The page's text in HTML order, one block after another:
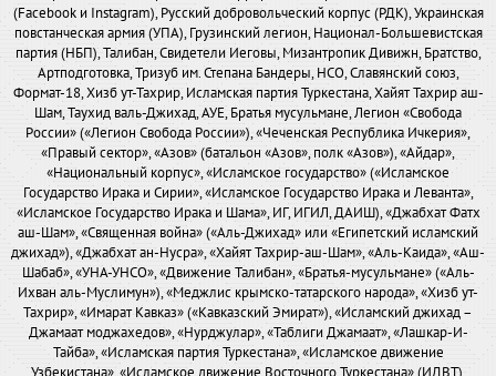
(Facebook и Instagram), Русский добровольческий корпус (РДК), Украинская
повстанческая армия (УПА), Грузинский легион, Национал-Большевистская
партия (НБП), Талибан, Свидетели Иеговы, Мизантропик Дивижн, Братство,
Артподготовка, Тризуб им. Степана Бандеры, НСО, Славянский союз,
Формат-18, Хизб ут-Тахрир, Исламская партия Туркестана, Хайят Тахрир аш-
Шам, Таухид валь-Джихад, АУЕ, Братья мусульмане, Легион «Свобода
России» («Легион Свобода России»), «Чеченская Республика Ичкерия»,
«Правый сектор», «Азов» (батальон «Азов», полк «Азов»), «Айдар»,
«Национальный корпус», «Исламское государство» («Исламское
Государство Ирака и Сирии», «Исламское Государство Ирака и Леванта»,
«Исламское Государство Ирака и Шама», ИГ, ИГИЛ, ДАИШ), «Джабхат Фатх
аш-Шам», «Священная война» («Аль-Джихад» или «Египетский исламский
джихад»), «Джабхат ан-Нусра», «Хайят Тахрир-аш-Шам», «Аль-Каида», «Аш-
Шабаб», «УНА-УНСО», «Движение Талибан», «Братья-мусульмане» («Аль-
Ихван аль-Муслимун»), «Меджлис крымско-татарского народа», «Хизб ут-
Тахрир», «Имарат Кавказ» («Кавказский Эмират»), «Исламский джихад –
Джамаат моджахедов», «Нурджулар», «Таблиги Джамаат», «Лашкар-И-
Тайба», «Исламская партия Туркестана», «Исламское движение